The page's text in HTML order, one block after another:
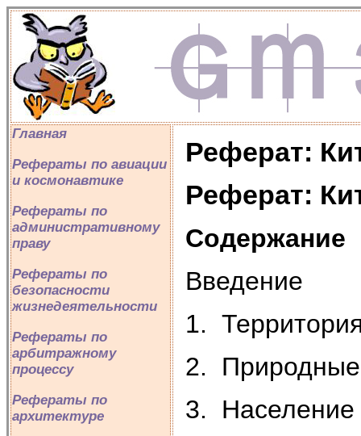
Главная
Рефераты по авиации
и космонавтике
Рефераты по
административному
праву
Рефераты по
безопасности
жизнедеятельности
Рефераты по
арбитражному
процессу
Рефераты по
архитектуре
Реферат:
Реферат:
Содержание
Введение
1.
2. Природные
3. Население